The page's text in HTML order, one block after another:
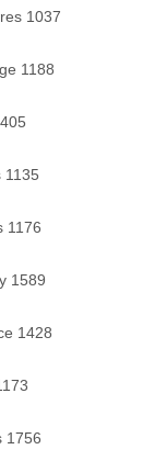
1037
1188
1135
1176
1589
1428
1756